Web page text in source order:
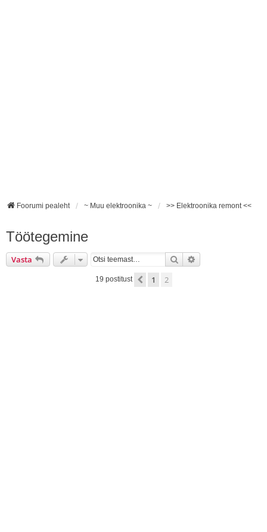
Foorumi pealeht ~ Muu elektroonika ~ >> Elektroonika remont <<
Töötegemine
Vasta Otsi
19 postitust Eelmine
1 2